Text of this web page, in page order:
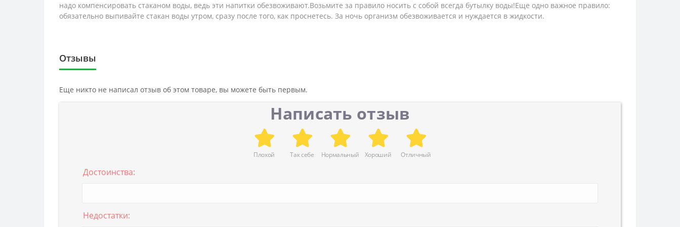
надо компенсировать стаканом воды, ведь эти напитки обезвоживают.Возьмите за правило носить с собой всегда бутылку воды!Еще одно важное правило:
обязательно выпивайте стакан воды утром, сразу после того, как проснетесь. За ночь организм обезвоживается и нуждается в жидкости.
Отзывы
Еще никто не написал отзыв об этом товаре, вы можете быть первым.
Написать отзыв
Плохой Так себе Нормальный Хороший Отличный
Достоинства:
Недостатки: